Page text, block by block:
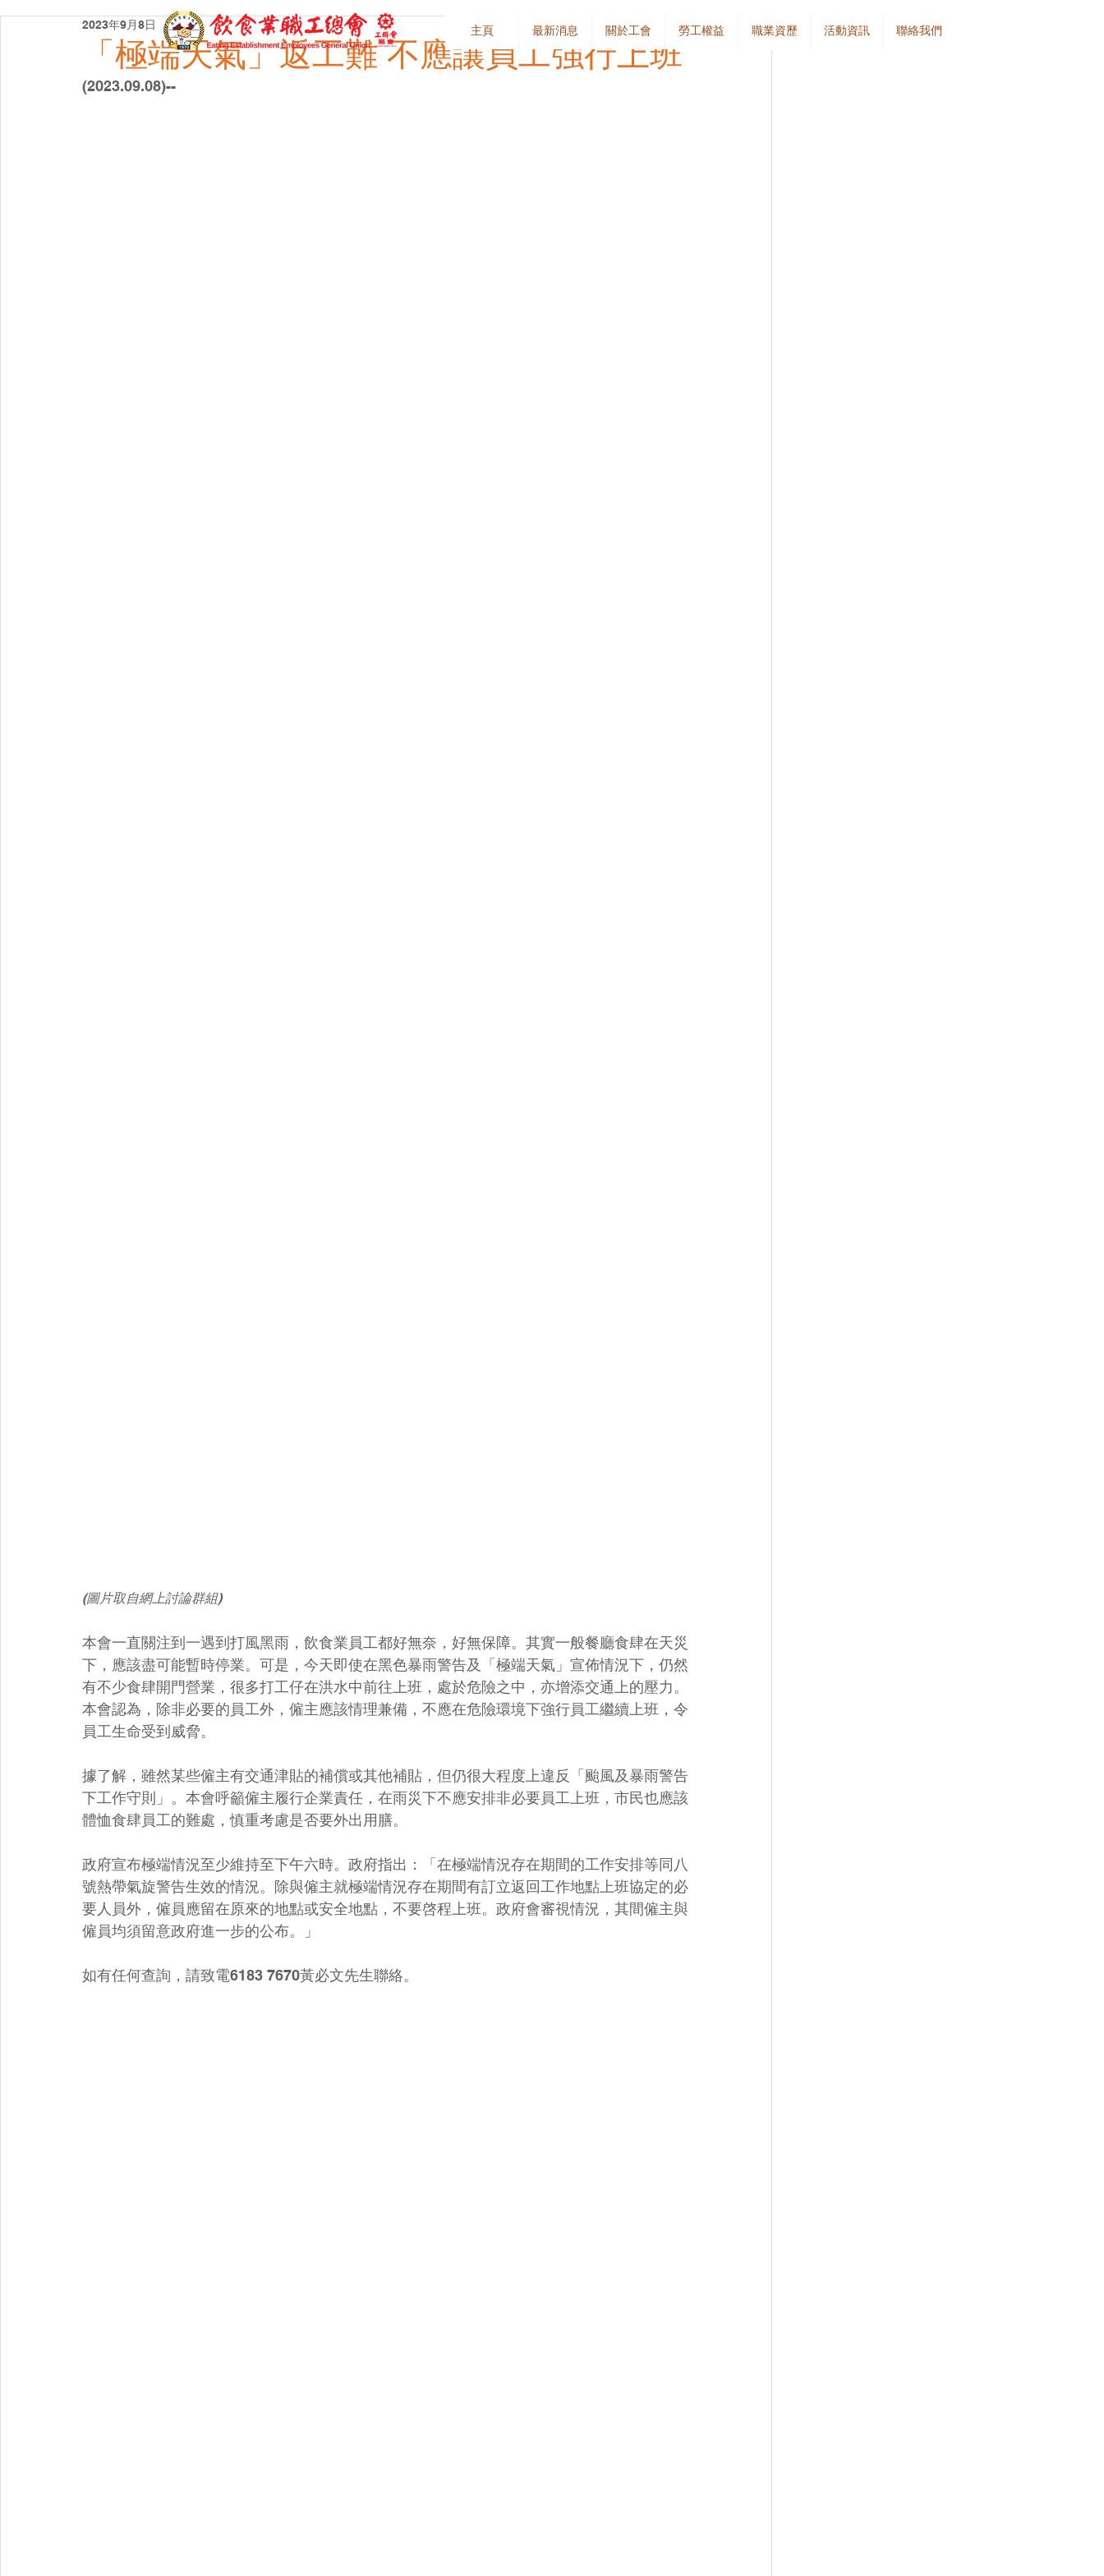
主頁 最新消息 關於工會 勞工權益 職業資歷 活動資訊 聯絡我們
「極端天氣」返工難 不應讓員工強行上班
2023年9月8日
(2023.09.08)--
(圖片取自網上討論群組)
本會一直關注到一遇到打風黑雨，飲食業員工都好無奈，好無保障。其實一般餐廳食肆在天災
下，應該盡可能暫時停業。可是，今天即使在黑色暴雨警告及「極端天氣」宣佈情況下，仍然
有不少食肆開門營業，很多打工仔在洪水中前往上班，處於危險之中，亦增添交通上的壓力。
本會認為，除非必要的員工外，僱主應該情理兼備，不應在危險環境下強行員工繼續上班，令
員工生命受到威脅。
據了解，雖然某些僱主有交通津貼的補償或其他補貼，但仍很大程度上違反「颱風及暴雨警告
下工作守則」。本會呼籲僱主履行企業責任，在雨災下不應安排非必要員工上班，市民也應該
體恤食肆員工的難處，慎重考慮是否要外出用膳。
政府宣布極端情況至少維持至下午六時。政府指出：「在極端情況存在期間的工作安排等同八
號熱帶氣旋警告生效的情況。除與僱主就極端情況存在期間有訂立返回工作地點上班協定的必
要人員外，僱員應留在原來的地點或安全地點，不要啓程上班。政府會審視情況，其間僱主與
僱員均須留意政府進一步的公布。」
如有任何查詢，請致電6183 7670黃必文先生聯絡。